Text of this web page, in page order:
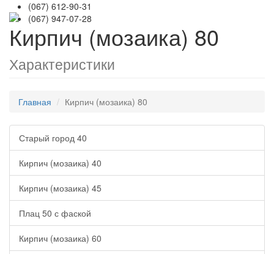
(067) 612-90-31
(067) 947-07-28
Кирпич (мозаика) 80
Характеристики
Главная Кирпич (мозаика) 80
Старый город 40
Кирпич (мозаика) 40
Кирпич (мозаика) 45
Плац 50 с фаской
Кирпич (мозаика) 60